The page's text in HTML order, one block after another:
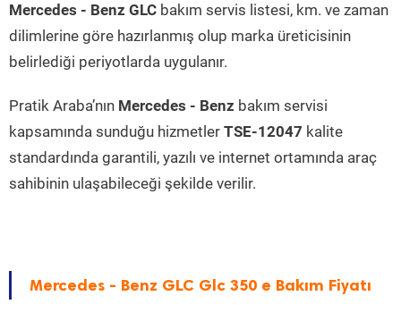
Mercedes - Benz GLC bakım servis listesi, km. ve zaman
dilimlerine göre hazırlanmış olup marka üreticisinin
belirlediği periyotlarda uygulanır.
Pratik Araba’nın Mercedes - Benz bakım servisi
kapsamında sunduğu hizmetler TSE-12047 kalite
standardında garantili, yazılı ve internet ortamında araç
sahibinin ulaşabileceği şekilde verilir.
Mercedes - Benz GLC Glc 350 e Bakım Fiyatı